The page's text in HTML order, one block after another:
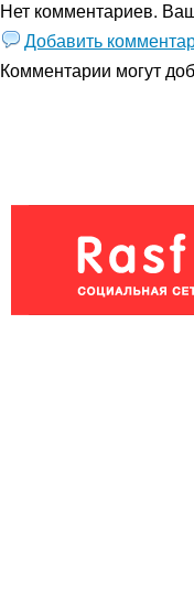
Нет комментариев.
Добавить
Комментарии могут